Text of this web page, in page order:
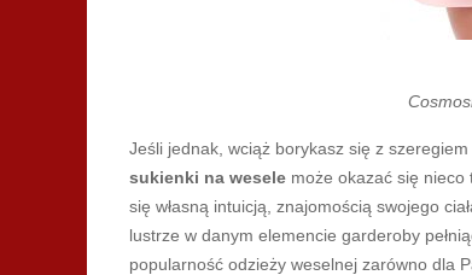
Jeśli jednak, wciąż borykasz się z
sukienki na wesele może okazać się
się własną intuicją, znajomością swojego
lustrze w danym elemencie garderoby
popularność odzieży weselnej zarówno dla